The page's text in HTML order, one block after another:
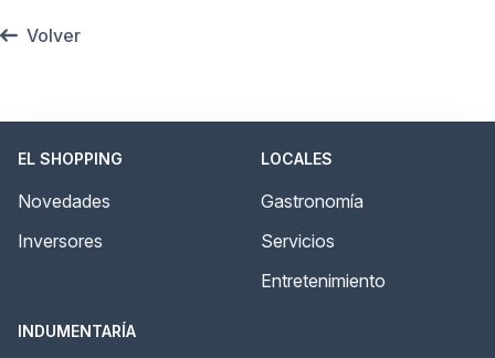
Volver
EL SHOPPING
Novedades
Inversores
LOCALES
Gastronomía
Servicios
Entretenimiento
INDUMENTARÍA